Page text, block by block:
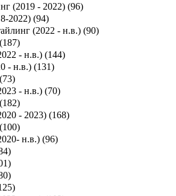
(2019 - 2022) (96)
2022) (94)
(2022 - н.в.) (90)
187)
- н.в.) (144)
- н.в.) (131)
73)
- н.в.) (70)
182)
- 2023) (168)
100)
н.в.) (96)
)
)
)
)